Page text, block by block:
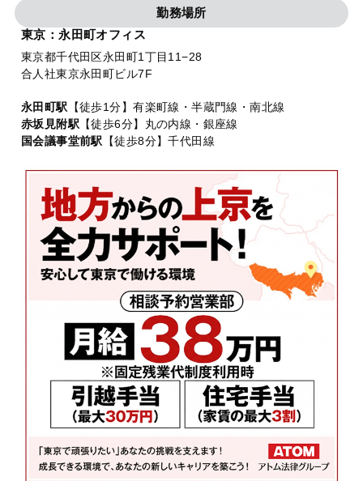
勤務場所
東京：永田町オフィス
東京都千代田区永田町1丁目11−28
合人社東京永田町ビル7F
永田町駅 【徒歩1分】有楽町線・半蔵門線・南北線
赤坂見附駅 【徒歩6分】丸の内線・銀座線
国会議事堂前駅
【徒歩8分】千代田線